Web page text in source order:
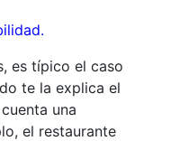
es típico el caso
te la explica el
una
el restaurante